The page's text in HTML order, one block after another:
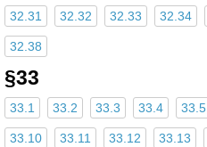
32.31 32.32 32.33 32.34
32.38
§33
33.1 33.2 33.3 33.4 33.5
33.10 33.11 33.12 33.13